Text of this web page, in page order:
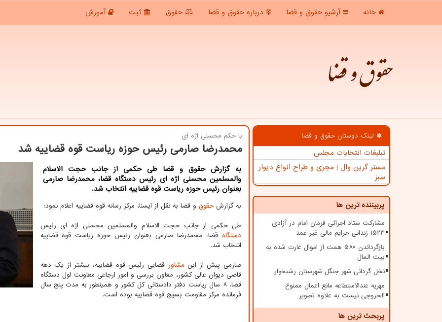
خانه آرشیو حقوق و قضا درباره حقوق و قضا حقوق ثبت آموزش
حقوق و قضا
لینک دوستان حقوق و قضا
تبلیغات انتخابات مجلس
مستر گرین وال | مجری و طراح انواع دیوار
سبز
پربیننده ترین ها
مشارکت ستاد اجرائی فرمان امام در آزادی
۱۵۲۳ زندانی جرایم مالی غیر عمد
بازگرداندن ۵۸۰ همت از اموال غارت شده به
بیت المال
نخل گردانی شهر جنگل شهرستان رشتخوار
مهریه عندالاستطاعه مانع اعمال ممنوع
الخروجی نیست به علاوه تصویر
پربحث ترین ها
با حكم محسنی اژه ای
محمدرضا صارمی رئیس حوزه ریاست قوه قضاییه شد
به گزارش حقوق و قضا طی حکمی از جانب حجت الاسلام
والمسلمین محسنی اژه ای رئیس دستگاه قضا، محمدرضا صارمی
بعنوان رئیس حوزه ریاست قوه قضاییه انتخاب شد.
به گزارش حقوق و قضا به نقل از ایسنا، مرکز رسانه قوه قضاییه اعلام نمود:
طی حکمی از جانب حجت الاسلام والمسلمین محسنی اژه ای رئیس
دستگاه قضا، محمدرضا صارمی بعنوان رئیس حوزه ریاست قوه قضاییه
انتخاب شد.
صارمی پیش از این مشاور قضایی رئیس قوه قضاییه، بیشتر از یک دهه
قاضی دیوان عالی کشور، معاون بررسی و امور ارجاعی معاونت اول دستگاه
قضا، ۸ سال ریاست دفتر دادستانی کل کشور و همینطور به مدت پنج سال
فرمانده مرکز مقاومت بسیج قوه قضاییه بوده است.